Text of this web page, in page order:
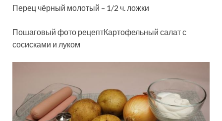
Перец чёрный молотый – 1/2 ч. ложки
Пошаговый фото рецептКартофельный салат с
сосисками и луком